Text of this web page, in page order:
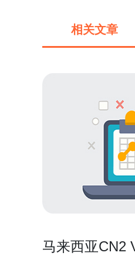
相关文章
马来西亚CN2